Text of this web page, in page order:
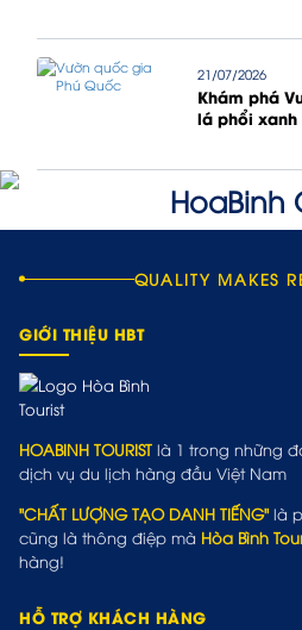
21/07/2026
Khám phá
lá phổi
QUALITY MAKES
GIỚI THIỆU HBT
HOABINH TOURIST là 1 trong những
dịch vụ du lịch hàng đầu Việt Nam
"CHẤT LƯỢNG TẠO DANH TIẾNG" là
cũng là thông điệp mà Hòa Bình
hàng!
HỖ TRỢ KHÁCH HÀNG